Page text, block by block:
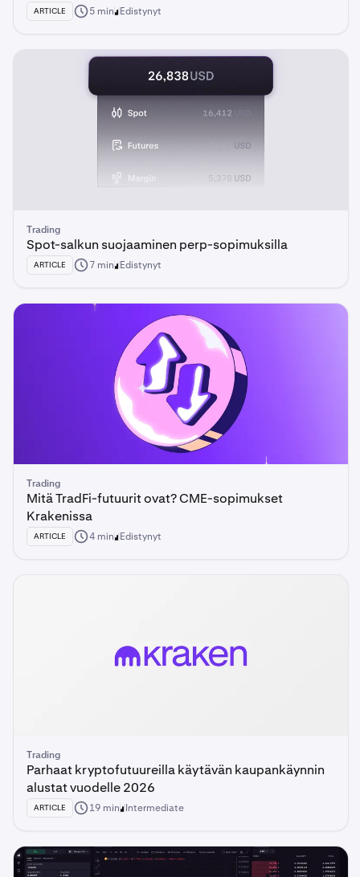
ARTICLE 5 min Edistynyt
Trading
Spot-salkun suojaaminen perp-sopimuksilla
ARTICLE 7 min Edistynyt
Trading
Mitä TradFi-futuurit ovat? CME-sopimukset
Krakenissa
ARTICLE 4 min Edistynyt
Trading
Parhaat kryptofutuureilla käytävän kaupankäynnin
alustat vuodelle 2026
ARTICLE 19 min Intermediate